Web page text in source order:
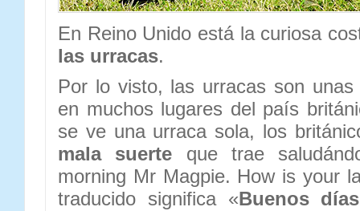
En Reino Unido está la curiosa
las urracas.
Por lo visto, las urracas son
en muchos lugares del país
se ve una urraca sola, los
mala suerte que trae
morning Mr Magpie. How is your
traducido significa «Buenos